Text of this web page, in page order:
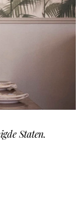
Staten.